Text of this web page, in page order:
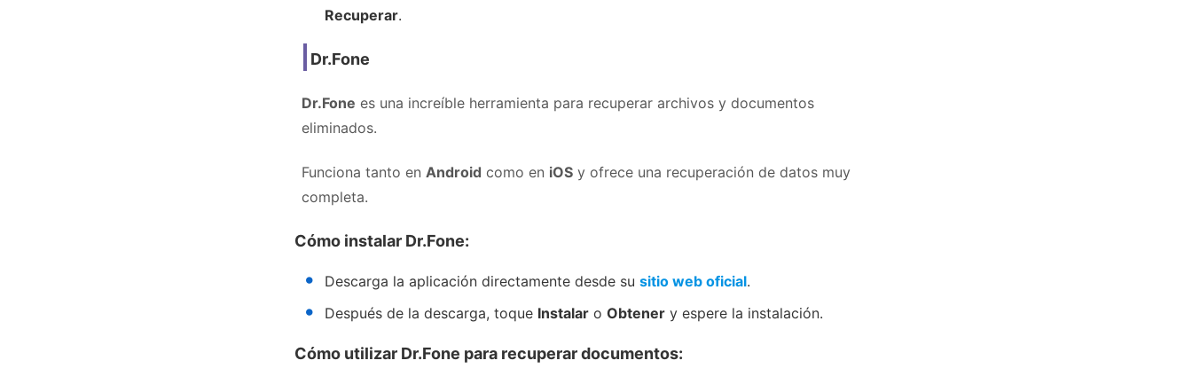
Recuperar.
Dr.Fone
Dr.Fone es una increíble herramienta para recuperar archivos y documentos
eliminados.
Funciona tanto en Android como en iOS y ofrece una recuperación de datos muy
completa.
Cómo instalar Dr.Fone:
Descarga la aplicación directamente desde su sitio web oficial.
Después de la descarga, toque Instalar o Obtener y espere la instalación.
Cómo utilizar Dr.Fone para recuperar documentos: